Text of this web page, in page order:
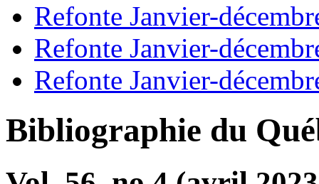
Refonte Janvier-
Refonte Janvier-
Refonte Janvier-
Bibliographie du